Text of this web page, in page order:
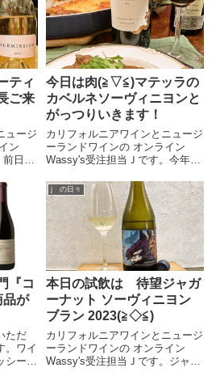
ティ
ご来
ュージ
ン
前日オ
ィ
でも
エイ
今日は肉(≧▽≦)マテッラの
カベルネソーヴィニヨンと
がっつりいきます！
カリフォルニアワインとニュージ
ーランドワインの オンライン
Wassy's受注担当Ｊです。今年の
醸造家チェルシー・バレットさん
が大阪にやって来た」と大興奮冷
めやらぬうちに手に入れたマテッ
ラ カベルネソーヴィニヨン...
『コ
品が
ただ
。ワイ
シーズ
j の日々
本日の試飲は 待望ジャガ
ーナット ソーヴィニヨン
ブラン 2023(≧◇≦)
カリフォルニアワインとニュージ
ーランドワインの オンライン
Wassy's受注担当Ｊです。ジャガ